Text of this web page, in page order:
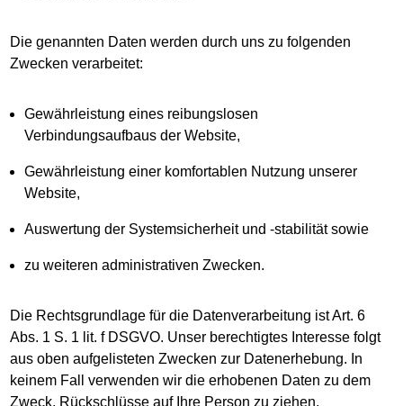
Die genannten Daten werden durch uns zu folgenden
Zwecken verarbeitet:
Gewährleistung eines reibungslosen
Verbindungsaufbaus der Website,
Gewährleistung einer komfortablen Nutzung unserer
Website,
Auswertung der Systemsicherheit und -stabilität sowie
zu weiteren administrativen Zwecken.
Die Rechtsgrundlage für die Datenverarbeitung ist Art. 6
Abs. 1 S. 1 lit. f DSGVO. Unser berechtigtes Interesse folgt
aus oben aufgelisteten Zwecken zur Datenerhebung. In
keinem Fall verwenden wir die erhobenen Daten zu dem
Zweck, Rückschlüsse auf Ihre Person zu ziehen.